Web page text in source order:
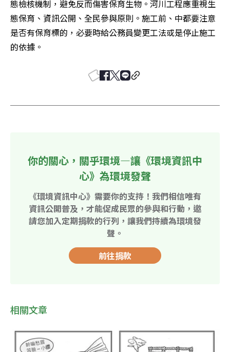
態檢核機制，避免反而傷害保育生物。河川工程應重視生
態保育、資訊公開、全民參與原則。施工前、中都要注意
是否有保育標的，必要時給公務員變更工法或是停止施工
的依據。
你的關心，關乎環境—讓《環境資訊中
心》為環境發聲
《環境資訊中心》需要你的支持！我們相信唯有
資訊公開普及，才能促成民眾的參與和行動，邀
請您加入定期捐款的行列，讓我們持續為環境發
聲。
前往捐款
相關文章